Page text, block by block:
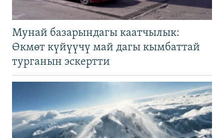
Мунай базарындагы каатчылык:
Өкмөт күйүүчү май дагы кымбаттай
турганын эскертти